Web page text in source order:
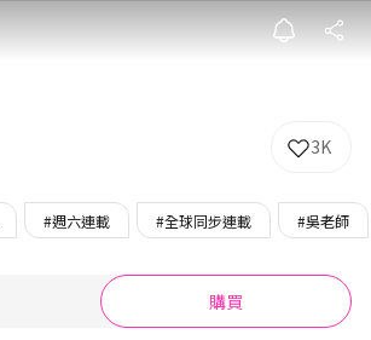
墜入深處
3K
#週六連載 #全球同步連載 #吳老師
購買